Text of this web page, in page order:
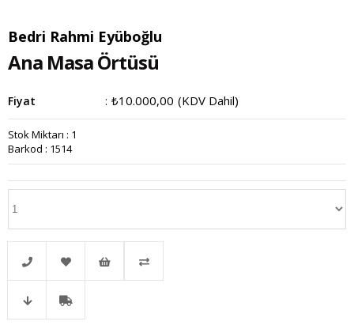
Bedri Rahmi Eyüboğlu
Ana Masa Örtüsü
Fiyat : ₺10.000,00 (KDV Dahil)
Stok Miktarı : 1
Barkod : 1514
Telefonla Favorilere